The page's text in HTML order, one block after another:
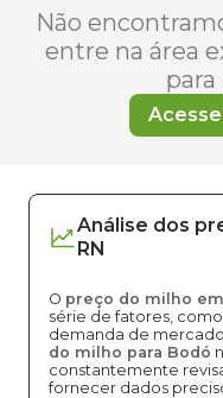
Não
entre na área
Análise dos
RN
O preço do milho
série de fatores,
demanda de
do milho para Bodó
constantemente
fornecer dados